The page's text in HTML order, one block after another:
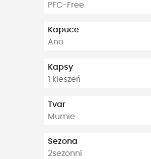
PFC-Free
Kapuce
Ano
Kapsy
1 kieszeń
Tvar
Mumie
Sezona
2sezonní